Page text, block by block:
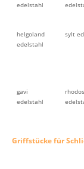
edelstahl
helgoland
edelstahl
sylt
gavi
edelstahl
rhodos
Griffstücke für